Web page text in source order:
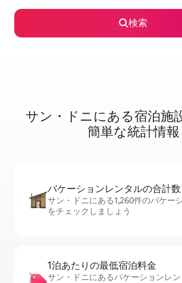
検索
サン・ドニに⁠あ⁠る宿⁠泊⁠施⁠
簡⁠単⁠な統⁠計⁠情⁠報
バケーションレ⁠ン⁠タ⁠ル⁠の合⁠計⁠数
サン・ドニにある1,260件のバケー
をチェックしましょう
1泊あたりの最⁠低⁠宿⁠泊⁠料⁠金
サン・ドニにあるバケーションレ